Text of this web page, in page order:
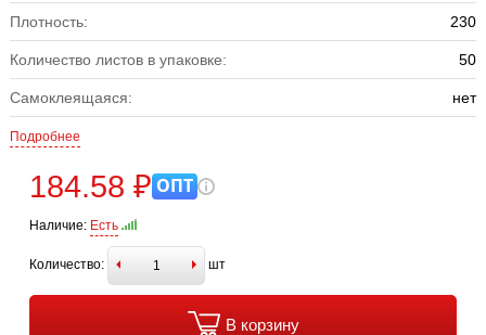
Плотность: 230
Количество листов в упаковке: 50
Самоклеящаяся: нет
Подробнее
184.58 ₽ ОПТ
Наличие: Есть
Количество: шт
В корзину